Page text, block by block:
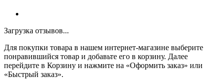
Загрузка отзывов...
Для покупки товара в нашем интернет-магазине выберите
понравившийся товар и добавьте его в корзину. Далее
перейдите в Корзину и нажмите на «Оформить заказ» или
«Быстрый заказ».